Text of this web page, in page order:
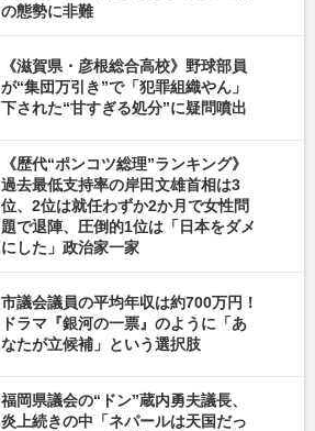
の態勢に非難
《滋賀県・彦根総合高校》野球部員
が“集団万引き”で「犯罪組織やん」
下された“甘すぎる処分”に疑問噴出
《歴代“ポンコツ総理”ランキング》
過去最低支持率の岸田文雄首相は3
位、2位は就任わずか2か月で女性問
題で退陣、圧倒的1位は「日本をダメ
にした」政治家一家
市議会議員の平均年収は約700万円！
ドラマ『銀河の一票』のように「あ
なたが立候補」という選択肢
福岡県議会の“ドン”蔵内勇夫議長、
炎上続きの中「ネパールは天国だっ